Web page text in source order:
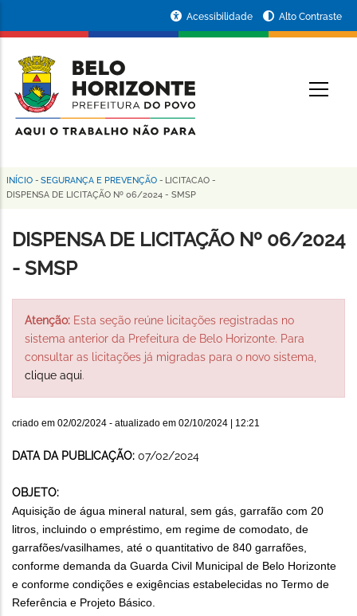
conteúdo
principal
da
Prefeitura
de
Horizonte
Acessibilidade Alto Contraste
Trilha
navegação
INÍCIO - SEGURANÇA E PREVENÇÃO - LICITACAO -
DISPENSA DE LICITAÇÃO Nº 06/2024 - SMSP
DISPENSA DE LICITAÇÃO Nº 06/2024
- SMSP
Atenção: Esta seção reúne licitações registradas no
sistema anterior da Prefeitura de Belo Horizonte. Para
consultar as licitações já migradas para o novo sistema,
clique aqui.
criado em 02/02/2024 - atualizado em 02/10/2024 | 12:21
DATA DA PUBLICAÇÃO: 07/02/2024
OBJETO:
Aquisição de água mineral natural, sem gás, garrafão com 20
litros, incluindo o empréstimo, em regime de comodato, de
garrafões/vasilhames, até o quantitativo de 840 garrafões,
conforme demanda da Guarda Civil Municipal de Belo Horizonte
e conforme condições e exigências estabelecidas no Termo de
Referência e Projeto Básico.